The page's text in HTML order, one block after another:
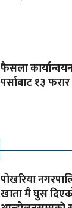
फैसला
पर्साबाट १३ फरार
पोखरिया
खाता मै घुस